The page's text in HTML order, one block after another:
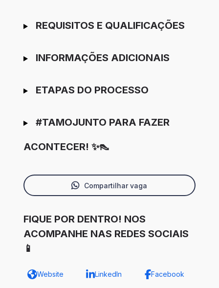
REQUISITOS E QUALIFICAÇÕES
INFORMAÇÕES ADICIONAIS
ETAPAS DO PROCESSO
#TAMOJUNTO PARA FAZER
ACONTECER! ✨👠
Compartilhar vaga
FIQUE POR DENTRO! NOS
ACOMPANHE NAS REDES SOCIAIS
📱
Website LinkedIn Facebook